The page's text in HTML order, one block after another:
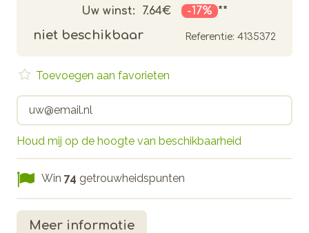
Uw winst: 7.64€ -17% **
niet beschikbaar Referentie: 4135372
Houd mij op de hoogte van beschikbaarheid
Toevoegen aan favorieten
Win 74 getrouwheidspunten
Meer informatie